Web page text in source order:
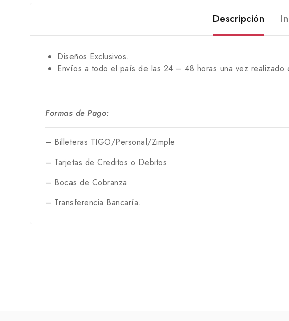
Descripción
Diseños Exclusivos.
Envíos a todo el país de las 24 – 48 horas una vez realizado
Formas de Pago:
– Billeteras TIGO/Personal/Zimple
– Tarjetas de Creditos o Debitos
– Bocas de Cobranza
– Transferencia Bancaría.